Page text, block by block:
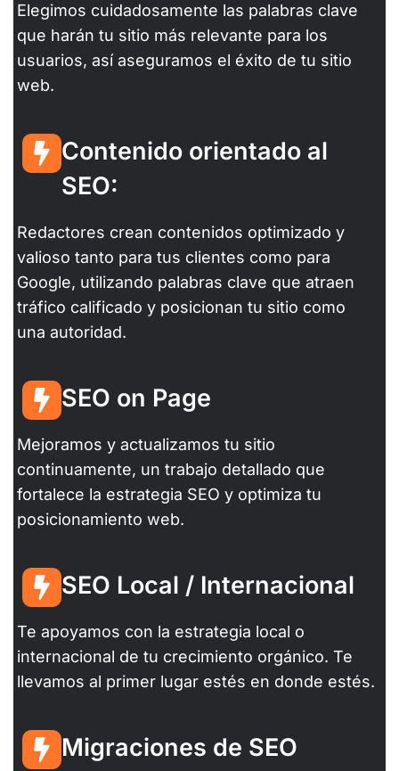
Elegimos cuidadosamente las palabras clave
que harán tu sitio más relevante para los
usuarios, así aseguramos el éxito de tu sitio
web.
Contenido orientado al
SEO:
Redactores crean contenidos optimizado y
valioso tanto para tus clientes como para
Google, utilizando palabras clave que atraen
tráfico calificado y posicionan tu sitio como
una autoridad.
SEO on Page
Mejoramos y actualizamos tu sitio
continuamente, un trabajo detallado que
fortalece la estrategia SEO y optimiza tu
posicionamiento web.
SEO Local / Internacional
Te apoyamos con la estrategia local o
internacional de tu crecimiento orgánico. Te
llevamos al primer lugar estés en donde estés.
Migraciones de SEO